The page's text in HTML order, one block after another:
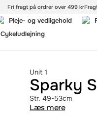
Fri fragt på ordrer over 499 kr
Pleje- og vedligehold
Cykeludlejning
Unit 1
Sparky
Str. 49-53cm
Læs mere